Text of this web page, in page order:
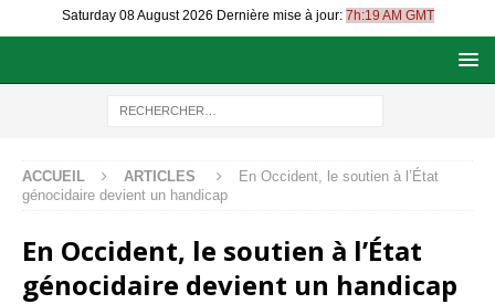
Saturday 08 August 2026 Dernière mise à jour: 7h:19 AM GMT
ACCUEIL ARTICLES
En Occident, le soutien à l’État
génocidaire devient un handicap
En Occident, le soutien à l’État
génocidaire devient un handicap